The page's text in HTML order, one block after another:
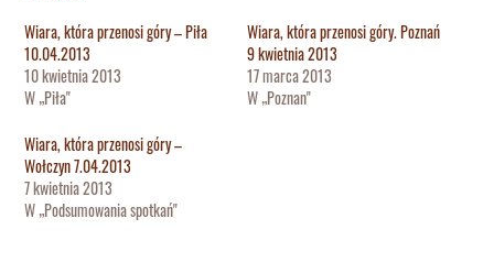
Wiara, która przenosi góry – Piła
10.04.2013
10 kwietnia 2013
W „Piła"
Wiara, która przenosi góry. Poznań
9 kwietnia 2013
17 marca 2013
W „Poznan"
Wiara, która przenosi góry –
Wołczyn 7.04.2013
7 kwietnia 2013
W „Podsumowania spotkań"